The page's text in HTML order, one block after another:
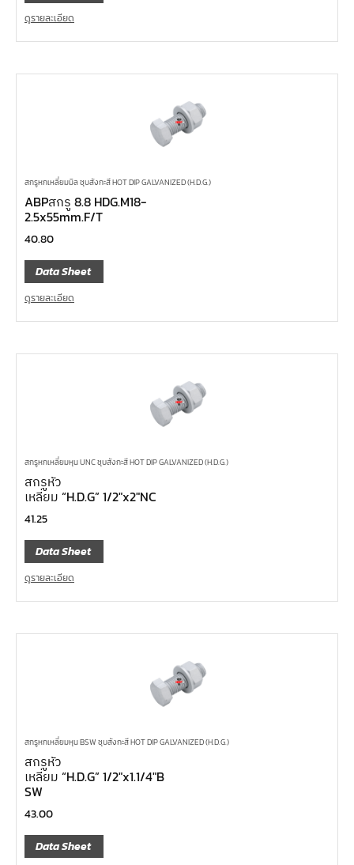
ดูรายละเอียด
สกรูหกเหลี่ยมมิล ชุบสังกะสี HOT DIP GALVANIZED (H.D.G.)
ABPสกรู 8.8 HDG.M18-
2.5x55mm.F/T
40.80
Data Sheet
ดูรายละเอียด
สกรูหกเหลี่ยมหุน UNC ชุบสังกะสี HOT DIP GALVANIZED (H.D.G.)
สกรูหัว
เหลี่ยม “H.D.G” 1/2″x2″NC
41.25
Data Sheet
ดูรายละเอียด
สกรูหกเหลี่ยมหุน BSW ชุบสังกะสี HOT DIP GALVANIZED (H.D.G.)
สกรูหัว
เหลี่ยม “H.D.G” 1/2″x1.1/4″B
SW
43.00
Data Sheet